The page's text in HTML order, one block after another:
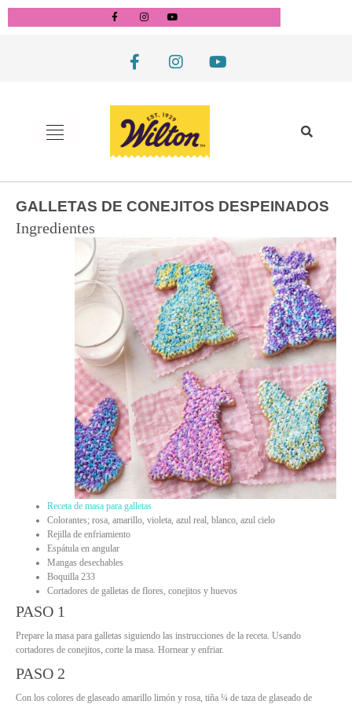
GALLETAS DE CONEJITOS DESPEINADOS
Ingredientes
Receta de masa para galletas
Colorantes; rosa, amarillo, violeta, azul real, blanco, azul cielo
Rejilla de enfriamiento
Espátula en angular
Mangas desechables
Boquilla 233
Cortadores de galletas de flores, conejitos y huevos
PASO 1
Prepare la masa para galletas siguiendo las instrucciones de la receta. Usando
cortadores de conejitos, corte la masa. Hornear y enfriar.
PASO 2
Con los colores de glaseado amarillo limón y rosa, tiña ¼ de taza de glaseado de